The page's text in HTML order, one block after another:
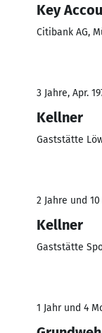
Key
Citibank AG,
3 Jahre, Apr.
Kellner
Gaststätte
2 Jahre und 10
Kellner
Gaststätte
1 Jahr und 4